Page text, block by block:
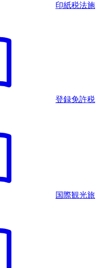
印紙税法施
登録免許税
国際観光旅